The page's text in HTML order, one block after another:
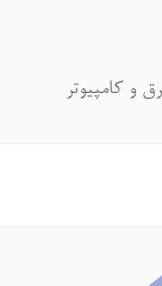
و کامپیوتر